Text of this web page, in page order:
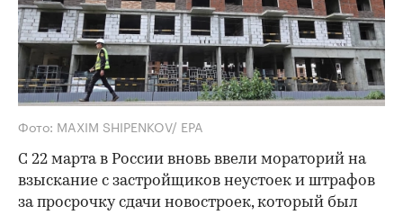
Фото: MAXIM SHIPENKOV/ EPA
С 22 марта в России вновь ввели мораторий на
взыскание с застройщиков неустоек и штрафов
за просрочку сдачи новостроек, который был